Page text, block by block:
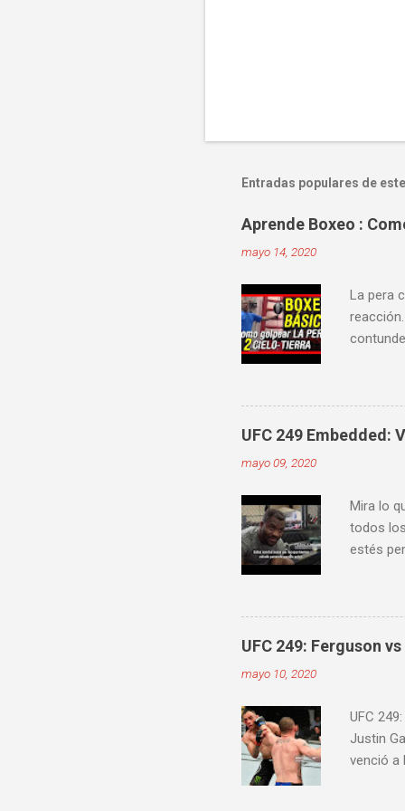
Entradas populares de
Aprende Boxeo :
mayo 14, 2020
La pera
videos
ver
UFC 249 Embedded:
mayo 09, 2020
Mira lo
todos
estés
UFC 249: Ferguson
mayo 10, 2020
UFC
Justin
venció a